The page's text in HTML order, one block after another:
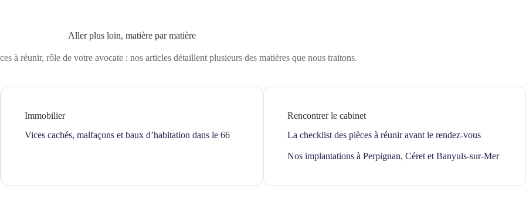
Aller plus loin, matière par matière
à réunir, rôle de votre avocate : nos articles détaillent plusieurs des matières que nous traitons.
Immobilier
Vices cachés, malfaçons et baux d’habitation dans le 66
Rencontrer le cabinet
La checklist des pièces à réunir avant le rendez-vous
Nos implantations à Perpignan, Céret et Banyuls-sur-Mer